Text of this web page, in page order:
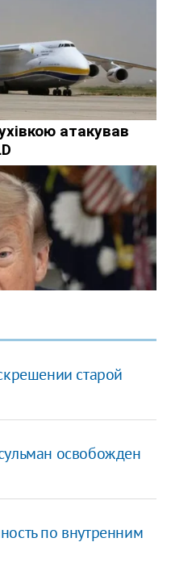
старой
освобожден
по внутренним